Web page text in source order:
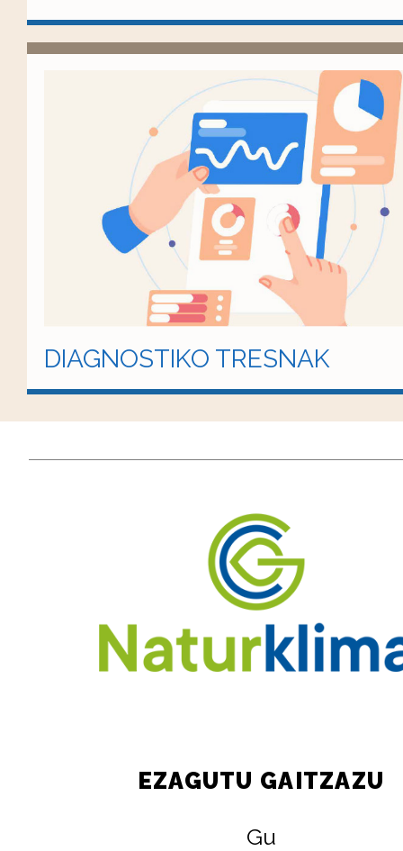
DIAGNOSTIKO TRESNAK
EZAGUTU GAITZAZU
Gu